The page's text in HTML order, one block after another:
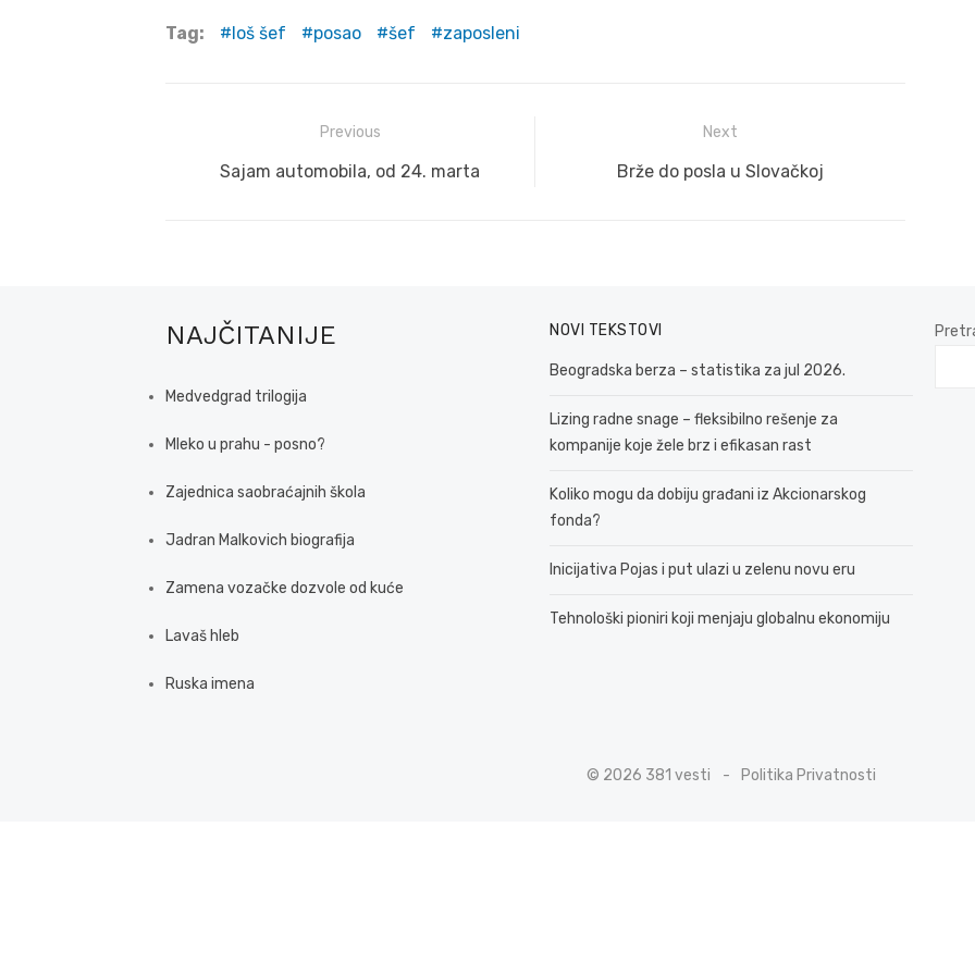
Tag: loš šef posao šef zaposleni
navigation
Previous
Previous
Sajam automobila, od 24. marta
Next
Next
Brže do posla u Slovačkoj
NAJČITANIJE
Medvedgrad trilogija
Mleko u prahu - posno?
Zajednica saobraćajnih škola
Jadran Malkovich biografija
Zamena vozačke dozvole od kuće
Lavaš hleb
Ruska imena
NOVI TEKSTOVI
Beogradska berza – statistika za jul 2026.
Lizing radne snage – fleksibilno rešenje za
kompanije koje žele brz i efikasan rast
Koliko mogu da dobiju građani iz Akcionarskog
fonda?
Inicijativa Pojas i put ulazi u zelenu novu eru
Tehnološki pioniri koji menjaju globalnu ekonomiju
© 2026 381 vesti Politika Privatnosti